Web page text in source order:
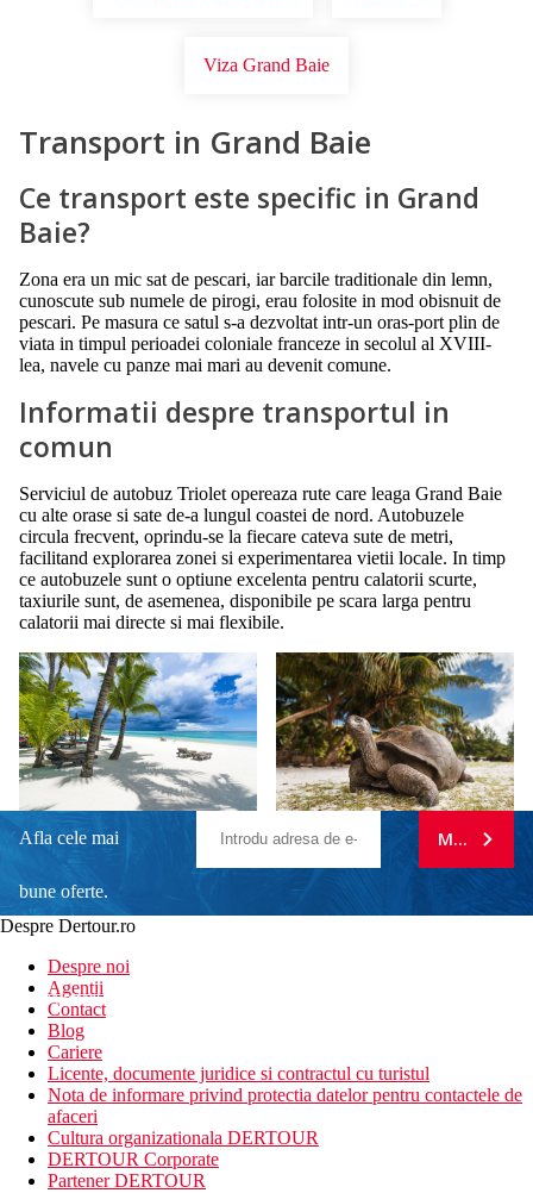
Viza Grand Baie
Transport in Grand Baie
Ce transport este specific in Grand
Baie?
Zona era un mic sat de pescari, iar barcile traditionale din lemn,
cunoscute sub numele de pirogi, erau folosite in mod obisnuit de
pescari. Pe masura ce satul s-a dezvoltat intr-un oras-port plin de
viata in timpul perioadei coloniale franceze in secolul al XVIII-
lea, navele cu panze mai mari au devenit comune.
Informatii despre transportul in
comun
Serviciul de autobuz Triolet opereaza rute care leaga Grand Baie
cu alte orase si sate de-a lungul coastei de nord. Autobuzele
circula frecvent, oprindu-se la fiecare cateva sute de metri,
facilitand explorarea zonei si experimentarea vietii locale. In timp
ce autobuzele sunt o optiune excelenta pentru calatorii scurte,
taxiurile sunt, de asemenea, disponibile pe scara larga pentru
calatorii mai directe si mai flexibile.
Afla cele mai
bune oferte.
newsletter!
MA
Despre Dertour.ro
Despre noi
Agentii
Contact
Blog
Cariere
Licente, documente juridice si contractul cu turistul
Nota de informare privind protectia datelor pentru contactele de
afaceri
Cultura organizationala DERTOUR
DERTOUR Corporate
Partener DERTOUR